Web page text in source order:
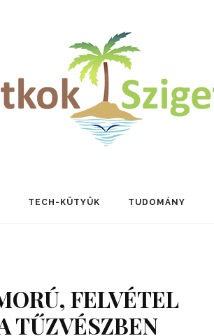
TECH-KÜTYÜK TUDOMÁNY
FELVÉTEL
TŰZVÉSZBEN